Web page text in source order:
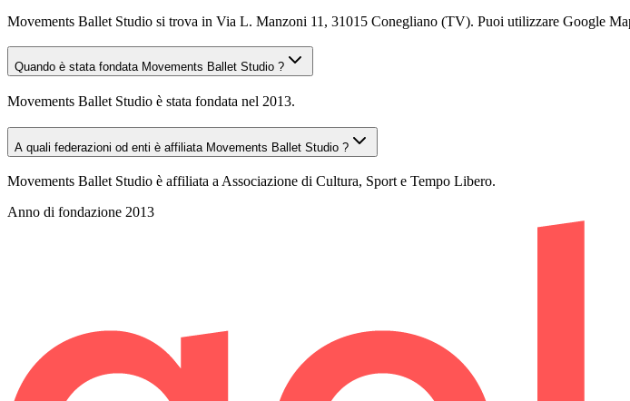
Movements Ballet Studio si trova in Via L. Manzoni 11, 31015 Conegliano (TV). Puoi utilizzare Google
Quando è stata fondata Movements Ballet Studio ?
Movements Ballet Studio è stata fondata nel 2013.
A quali federazioni od enti è affiliata Movements Ballet Studio ?
Movements Ballet Studio è affiliata a Associazione di Cultura, Sport e Tempo Libero.
Anno di fondazione 2013